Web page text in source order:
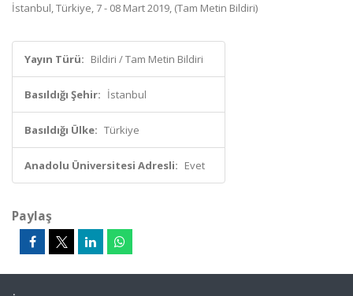
İstanbul, Türkiye, 7 - 08 Mart 2019, (Tam Metin Bildiri)
Yayın Türü: Bildiri / Tam Metin Bildiri
Basıldığı Şehir: İstanbul
Basıldığı Ülke: Türkiye
Anadolu Üniversitesi Adresli: Evet
Paylaş